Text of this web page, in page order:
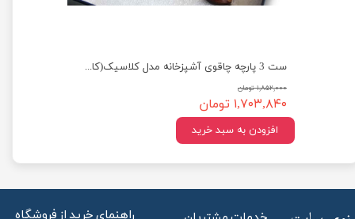
★★★★
ست 3 پارچه چاقوی آشپزخانه مدل کلاسیک(کاربردی وبسیارتیز)
۱,۸۵۲,۰۰۰ تومان
۱,۷۰۳,۸۴۰ تومان
افزودن به سبد خرید
راهنمای خرید از فروشگاه